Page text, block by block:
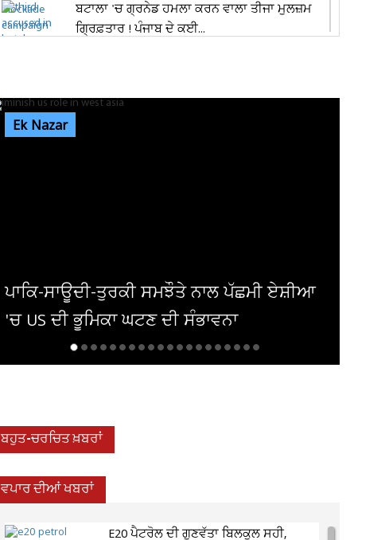
ਬਟਾਲਾ 'ਚ ਗ੍ਰਨੇਡ ਹਮਲਾ ਕਰਨ ਵਾਲਾ ਤੀਜਾ ਮੁਲਜ਼ਮ
ਗ੍ਰਿਫ਼ਤਾਰ ! ਪੰਜਾਬ ਦੇ ਕਈ...
Ek Nazar
ਤਾਨਾਸ਼ਾਹ ਕਿਮ ਜੋਂਗ ਦੀ ਕੋਈ ਉੱਘ-ਸੁੱਘ ਨਹੀਂ!
ਸਿਹਤ ਨੂੰ ਲੈ ਕੇ ਅਟਕਲਾਂ ਹੋਈਆ ਤੇਜ਼
ਬਹੁਤ-ਚਰਚਿਤ ਖ਼ਬਰਾਂ
ਵਪਾਰ ਦੀਆਂ ਖਬਰਾਂ
E20 ਪੈਟਰੋਲ ਦੀ ਗੁਣਵੱਤਾ ਬਿਲਕੁਲ ਸਹੀ,